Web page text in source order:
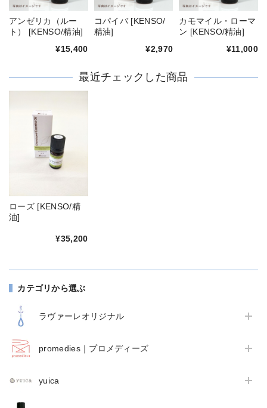
カテゴリから選ぶ
ラヴァーレオリジナル
promedies｜プロメディーズ
yuica
アンゼリカ（ルー
ト） [KENSO/精油]
¥15,400
コパイバ [KENSO/
精油]
¥2,970
カモマイル・ローマ
ン [KENSO/精油]
¥11,000
最近チェックした商品
ローズ [KENSO/精
油]
¥35,200